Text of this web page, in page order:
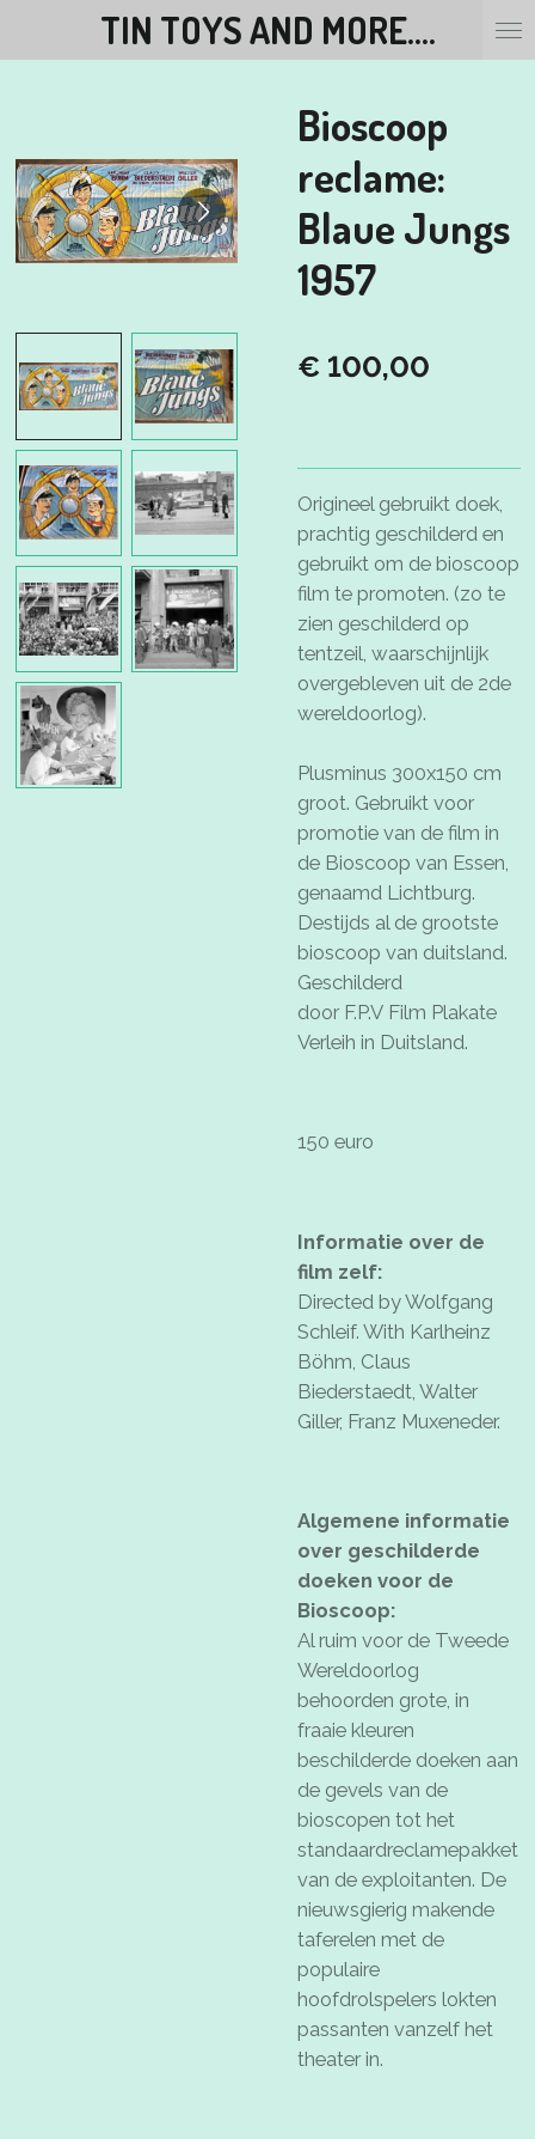
direct
TIN TOYS AND MORE....
Bioscoop
reclame:
Blaue Jungs
1957
€ 100,00
Origineel gebruikt doek,
prachtig geschilderd en
gebruikt om de bioscoop
film te promoten. (zo te
zien geschilderd op
tentzeil, waarschijnlijk
overgebleven uit de 2de
wereldoorlog).
Plusminus 300x150 cm
groot. Gebruikt voor
promotie van de film in
de Bioscoop van Essen,
genaamd Lichtburg.
Destijds al de grootste
bioscoop van duitsland.
Geschilderd
door F.P.V Film Plakate
Verleih in Duitsland.
150 euro
Informatie over de
film zelf:
Directed by Wolfgang
Schleif. With Karlheinz
Böhm, Claus
Biederstaedt, Walter
Giller, Franz Muxeneder.
Algemene informatie
over geschilderde
doeken voor de
Bioscoop:
Al ruim voor de Tweede
Wereldoorlog
behoorden grote, in
fraaie kleuren
beschilderde doeken aan
de gevels van de
bioscopen tot het
standaardreclamepakket
van de exploitanten. De
nieuwsgierig makende
taferelen met de
populaire
hoofdrolspelers lokten
passanten vanzelf het
theater in.